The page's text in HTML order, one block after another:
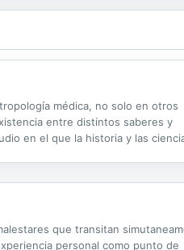
médica, no solo en otros
entre distintos saberes y
en el que la historia y las
que transitan
personal como punto de